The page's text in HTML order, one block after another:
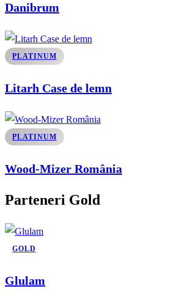
Danibrum
PLATINUM
Litarh Case de lemn
PLATINUM
Wood-Mizer România
Parteneri Gold
GOLD
Glulam